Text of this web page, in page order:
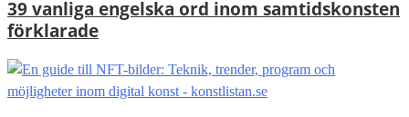
39 vanliga engelska ord inom samtidskonsten
förklarade